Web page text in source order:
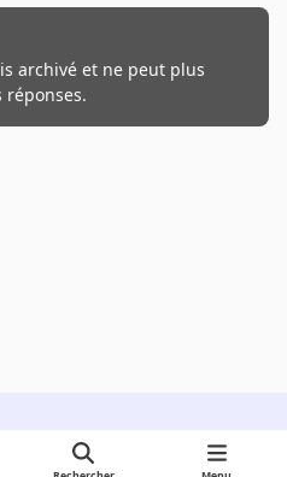
archivé et ne peut plus
réponses.